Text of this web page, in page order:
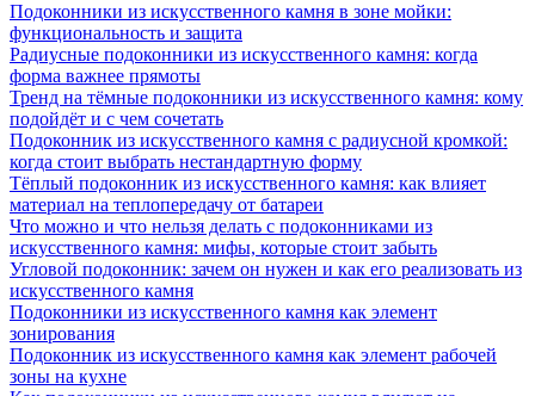
Подоконники из искусственного камня в зоне мойки:
функциональность и защита
Радиусные подоконники из искусственного камня: когда
форма важнее прямоты
Тренд на тёмные подоконники из искусственного камня: кому
подойдёт и с чем сочетать
Подоконник из искусственного камня с радиусной кромкой:
когда стоит выбрать нестандартную форму
Тёплый подоконник из искусственного камня: как влияет
материал на теплопередачу от батареи
Что можно и что нельзя делать с подоконниками из
искусственного камня: мифы, которые стоит забыть
Угловой подоконник: зачем он нужен и как его реализовать из
искусственного камня
Подоконники из искусственного камня как элемент
зонирования
Подоконник из искусственного камня как элемент рабочей
зоны на кухне